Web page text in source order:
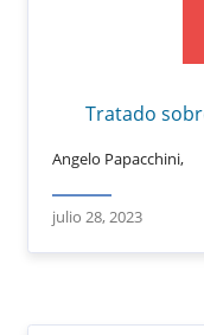
Tratado
Angelo Papacchini,
julio 28, 2023